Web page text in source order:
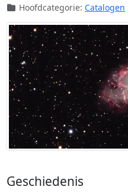
Hoofdcategorie: Catalogen
Geschiedenis